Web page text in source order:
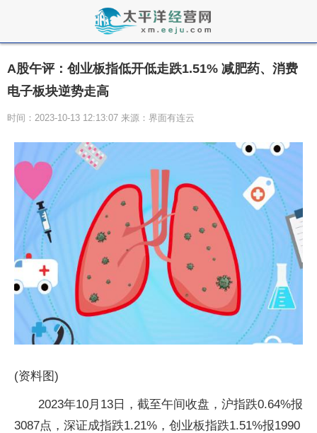
A股午评：创业板指低开低走跌1.51% 减肥药、消费
电子板块逆势走高
时间：2023-10-13 12:13:07 来源：界面有连云
(资料图)
2023年10月13日，截至午间收盘，沪指跌0.64%报
3087点，深证成指跌1.21%，创业板指跌1.51%报1990